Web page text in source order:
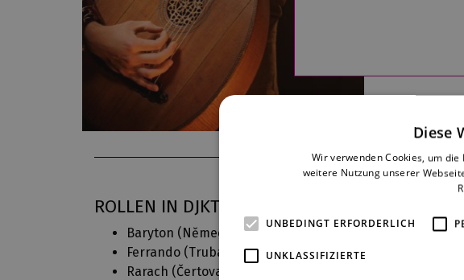
ROLLEN IN DJKT
Baryton (Německé requiem
Ferrando (Trubadúr)
Rarach (Čertova stěna
Diese
Wir verwenden Cookies, um
weitere Nutzung unserer
UNBEDINGT ERFORDERLICH
UNKLASSIFIZIERTE